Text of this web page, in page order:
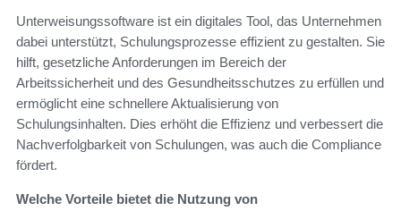
Unterweisungssoftware ist ein digitales Tool, das Unternehmen
dabei unterstützt, Schulungsprozesse effizient zu gestalten. Sie
hilft, gesetzliche Anforderungen im Bereich der
Arbeitssicherheit und des Gesundheitsschutzes zu erfüllen und
ermöglicht eine schnellere Aktualisierung von
Schulungsinhalten. Dies erhöht die Effizienz und verbessert die
Nachverfolgbarkeit von Schulungen, was auch die Compliance
fördert.
Welche Vorteile bietet die Nutzung von